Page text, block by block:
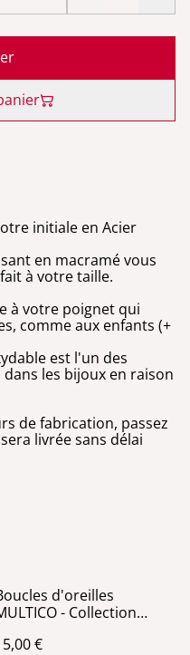
initiale en Acier
en macramé vous
à votre taille.
à votre poignet qui
comme aux enfants (+
est l'un des
les bijoux en raison
de fabrication, passez
livrée sans délai
d'oreilles
- Collection
€